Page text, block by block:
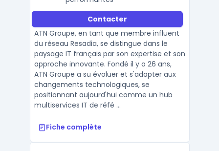
Contacter
ATN Groupe, en tant que membre influent
du réseau Resadia, se distingue dans le
paysage IT français par son expertise et son
approche innovante. Fondé il y a 26 ans,
ATN Groupe a su évoluer et s'adapter aux
changements technologiques, se
positionnant aujourd'hui comme un hub
multiservices IT de réfé ...
Fiche complète